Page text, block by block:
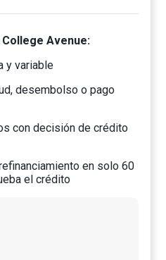
Avenue:
y variable
desembolso o pago
con decisión de crédito
en solo 60
el crédito